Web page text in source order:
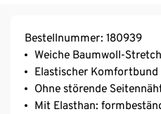
Bestellnummer: 180939
Weiche Baumwoll-
Elastischer Komfortbund
Ohne störende
Mit Elasthan: